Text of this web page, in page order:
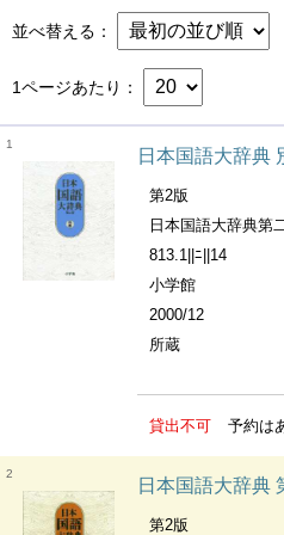
並べ替える
1ページあたり
1
日本国語大辞典 別
第2版
日本国語大辞典第二
813.1||ﾆ||14
小学館
2000/12
所蔵
貸出不可 予約は
2
日本国語大辞典
第2版